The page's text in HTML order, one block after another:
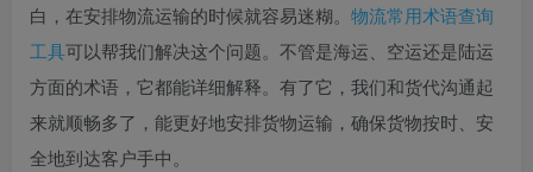
白，在安排物流运输的时候就容易迷糊。 物流常用术语查询
工具可以帮我们解决这个问题。不管是海运、空运还是陆运
方面的术语，它都能详细解释。有了它，我们和货代沟通起
来就顺畅多了，能更好地安排货物运输，确保货物按时、安
全地到达客户手中。